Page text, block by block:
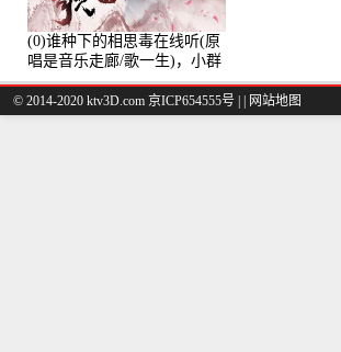
(0)谁种下的相思毒在线听(原
唱是音乐走廊/歌一生)，小群
演唱点播:8975次
© 2014-2020 ktv3D.com 京ICP654555号 | | 网站地图